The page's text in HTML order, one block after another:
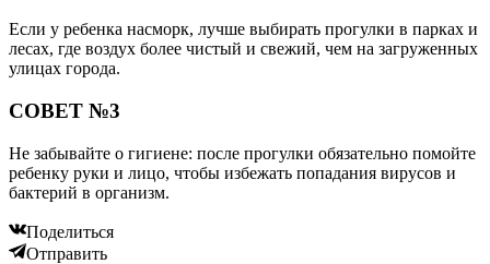
Если у ребенка насморк, лучше выбирать прогулки в парках и
лесах, где воздух более чистый и свежий, чем на загруженных
улицах города.
СОВЕТ №3
Не забывайте о гигиене: после прогулки обязательно помойте
ребенку руки и лицо, чтобы избежать попадания вирусов и
бактерий в организм.
Поделиться
Отправить